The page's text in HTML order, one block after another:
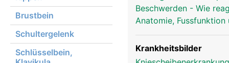
Brustbein
Schultergelenk
Schlüsselbein,
Oberschenkel und
aufeinander reiben,
Zusätzlich besitzt das
denen der
das Kniegelenk
Beschwerden - Wie
Anatomie, Fussfunktion
Krankheitsbilder